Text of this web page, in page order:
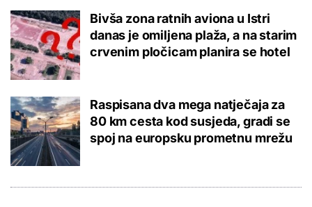
Bivša zona ratnih aviona u Istri
danas je omiljena plaža, a na starim
crvenim pločicam planira se hotel
Raspisana dva mega natječaja za
80 km cesta kod susjeda, gradi se
spoj na europsku prometnu mrežu